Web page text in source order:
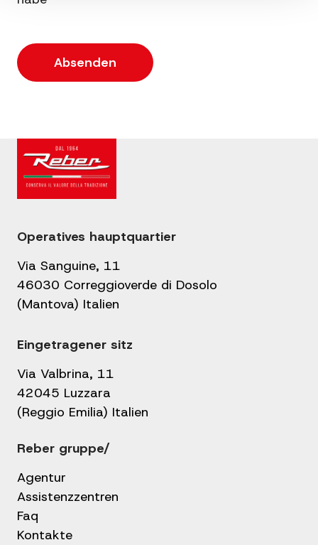
Operatives hauptquartier
Via Sanguine, 11
46030 Correggioverde di Dosolo
(Mantova) Italien
Eingetragener sitz
Via Valbrina, 11
42045 Luzzara
(Reggio Emilia) Italien
Reber gruppe/
Agentur
Assistenzzentren
Faq
Kontakte